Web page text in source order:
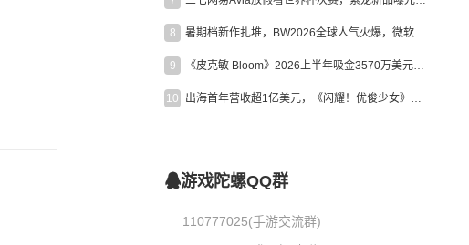
8 暑期档新作扎堆，BW2026全球人气火爆，微软XBOX大裁员|陀螺周报
9 《皮克敏 Bloom》2026上半年吸金3570万美元，中国台湾成最大市场
10 出海首年营收超1亿美元，《闪耀！优俊少女》美国市场占比达七成
游戏陀螺QQ群
110777025(手游交流群)